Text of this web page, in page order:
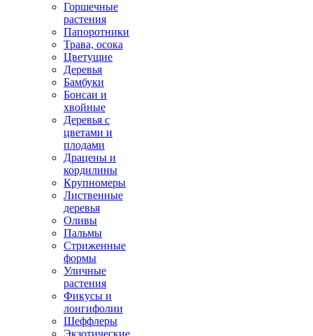
Горшечные
растения
Папоротники
Трава, осока
Цветущие
Деревья
Бамбуки
Бонсаи и
хвойные
Деревья с
цветами и
плодами
Драцены и
кордилины
Крупномеры
Лиственные
деревья
Оливы
Пальмы
Стриженные
формы
Уличные
растения
Фикусы и
лонгифолии
Шеффлеры
Экзотические